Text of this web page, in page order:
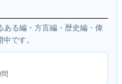
ある編・方言編・歴史編・偉
です。